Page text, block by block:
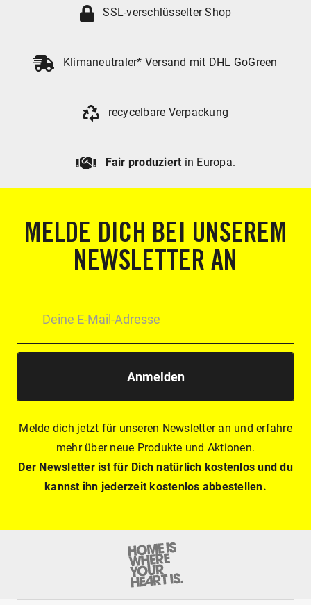
SSL-verschlüsselter Shop
Klimaneutraler* Versand mit DHL GoGreen
recycelbare Verpackung
Fair produziert in Europa.
MELDE DICH BEI UNSEREM
NEWSLETTER AN
Anmelden
Melde dich jetzt für unseren Newsletter an und erfahre
mehr über neue Produkte und Aktionen.
Der Newsletter ist für Dich natürlich kostenlos und du
kannst ihn jederzeit kostenlos abbestellen.